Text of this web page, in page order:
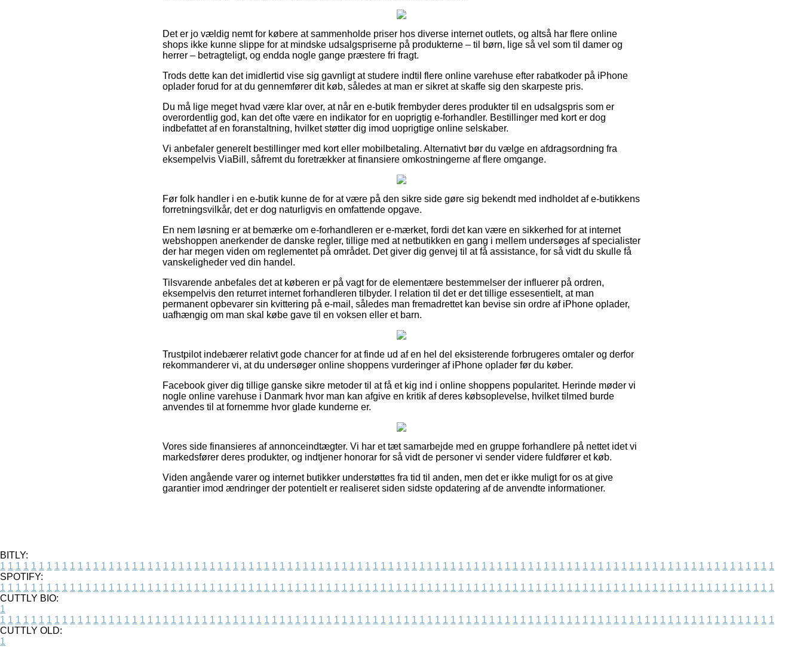
Det er jo vældig nemt for købere at sammenholde priser hos diverse internet outlets, og altså har flere online
shops ikke kunne slippe for at mindske udsalgspriserne på produkterne – til børn, lige så vel som til damer og
herrer – betragteligt, og endda nogle gange præstere fri fragt.
Trods dette kan det imidlertid vise sig gavnligt at studere indtil flere online varehuse efter rabatkoder på iPhone
oplader forud for at du gennemfører dit køb, således at man er sikret at skaffe sig den skarpeste pris.
Du må lige meget hvad være klar over, at når en e-butik frembyder deres produkter til en udsalgspris som er
overordentlig god, kan det ofte være en indikator for en uoprigtig e-forhandler. Bestillinger med kort er dog
indbefattet af en foranstaltning, hvilket støtter dig imod uoprigtige online selskaber.
Vi anbefaler generelt bestillinger med kort eller mobilbetaling. Alternativt bør du vælge en afdragsordning fra
eksempelvis ViaBill, såfremt du foretrækker at finansiere omkostningerne af flere omgange.
Før folk handler i en e-butik kunne de for at være på den sikre side gøre sig bekendt med indholdet af e-butikkens
forretningsvilkår, det er dog naturligvis en omfattende opgave.
En nem løsning er at bemærke om e-forhandleren er e-mærket, fordi det kan være en sikkerhed for at internet
webshoppen anerkender de danske regler, tillige med at netbutikken en gang i mellem undersøges af specialister
der har megen viden om reglementet på området. Det giver dig genvej til at få assistance, for så vidt du skulle få
vanskeligheder ved din handel.
Tilsvarende anbefales det at køberen er på vagt for de elementære bestemmelser der influerer på ordren,
eksempelvis den returret internet forhandleren tilbyder. I relation til det er det tillige essesentielt, at man
permanent opbevarer sin kvittering på e-mail, således man fremadrettet kan bevise sin ordre af iPhone oplader,
uafhængig om man skal købe gave til en voksen eller et barn.
Trustpilot indebærer relativt gode chancer for at finde ud af en hel del eksisterende forbrugeres omtaler og derfor
rekommanderer vi, at du undersøger online shoppens vurderinger af iPhone oplader før du køber.
Facebook giver dig tillige ganske sikre metoder til at få et kig ind i online shoppens popularitet. Herinde møder vi
nogle online varehuse i Danmark hvor man kan afgive en kritik af deres købsoplevelse, hvilket tilmed burde
anvendes til at fornemme hvor glade kunderne er.
Vores side finansieres af annonceindtægter. Vi har et tæt samarbejde med en gruppe forhandlere på nettet idet vi
markedsfører deres produkter, og indtjener honorar for så vidt de personer vi sender videre fuldfører et køb.
Viden angående varer og internet butikker understøttes fra tid til anden, men det er ikke muligt for os at give
garantier imod ændringer der potentielt er realiseret siden sidste opdatering af de anvendte informationer.
BITLY:
1 1 1 1 1 1 1 1 1 1 1 1 1 1 1 1 1 1 1 1 1 1 1 1 1 1 1 1 1 1 1 1 1 1 1 1 1 1 1 1 1 1 1 1 1 1 1 1 1 1 1 1 1 1 1 1 1 1 1 1 1 1 1 1 1 1 1 1 1 1 1 1 1 1 1 1 1 1 1 1 1 1 1 1 1 1 1 1 1 1 1 1 1 1 1 1 1 1 1 1
SPOTIFY:
1 1 1 1 1 1 1 1 1 1 1 1 1 1 1 1 1 1 1 1 1 1 1 1 1 1 1 1 1 1 1 1 1 1 1 1 1 1 1 1 1 1 1 1 1 1 1 1 1 1 1 1 1 1 1 1 1 1 1 1 1 1 1 1 1 1 1 1 1 1 1 1 1 1 1 1 1 1 1 1 1 1 1 1 1 1 1 1 1 1 1 1 1 1 1 1 1 1 1 1
CUTTLY BIO:
1
1 1 1 1 1 1 1 1 1 1 1 1 1 1 1 1 1 1 1 1 1 1 1 1 1 1 1 1 1 1 1 1 1 1 1 1 1 1 1 1 1 1 1 1 1 1 1 1 1 1 1 1 1 1 1 1 1 1 1 1 1 1 1 1 1 1 1 1 1 1 1 1 1 1 1 1 1 1 1 1 1 1 1 1 1 1 1 1 1 1 1 1 1 1 1 1 1 1 1 1
CUTTLY OLD:
1